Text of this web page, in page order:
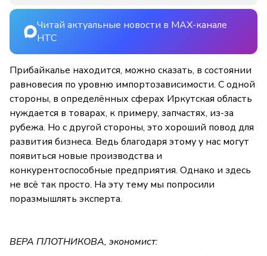
Читай актуальные новости в MAX-канале
НТС
Прибайкалье находится, можно сказать, в состоянии
равновесия по уровню импортозависимости. С одной
стороны, в определённых сферах Иркутская область
нуждается в товарах, к примеру, запчастях, из-за
рубежа. Но с другой стороны, это хороший повод для
развития бизнеса. Ведь благодаря этому у нас могут
появиться новые производства и
конкурентоспособные предприятия. Однако и здесь
не всё так просто. На эту тему мы попросили
поразмышлять эксперта.
ВЕРА ПЛОТНИКОВА, экономист: